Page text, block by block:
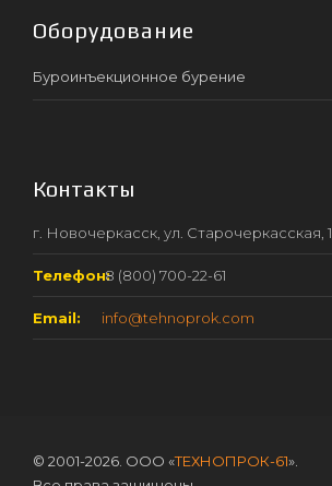
Оборудование
Буроинъекционное бурение
Контакты
г. Новочеркасск, ул. Старочеркасская, 1
Телефон:8 (800) 700-22-61
Email: info@tehnoprok.com
© 2001-2026. ООО «ТЕХНОПРОК-61».